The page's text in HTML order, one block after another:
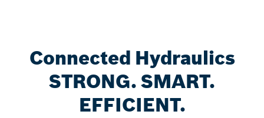
Connected Hydraulics
STRONG. SMART.
EFFICIENT.